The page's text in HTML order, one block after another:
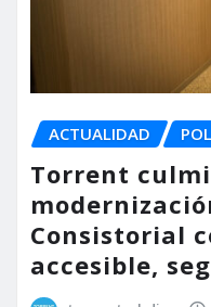
ACTUALIDAD
Torrent
Consistorial
accesible,